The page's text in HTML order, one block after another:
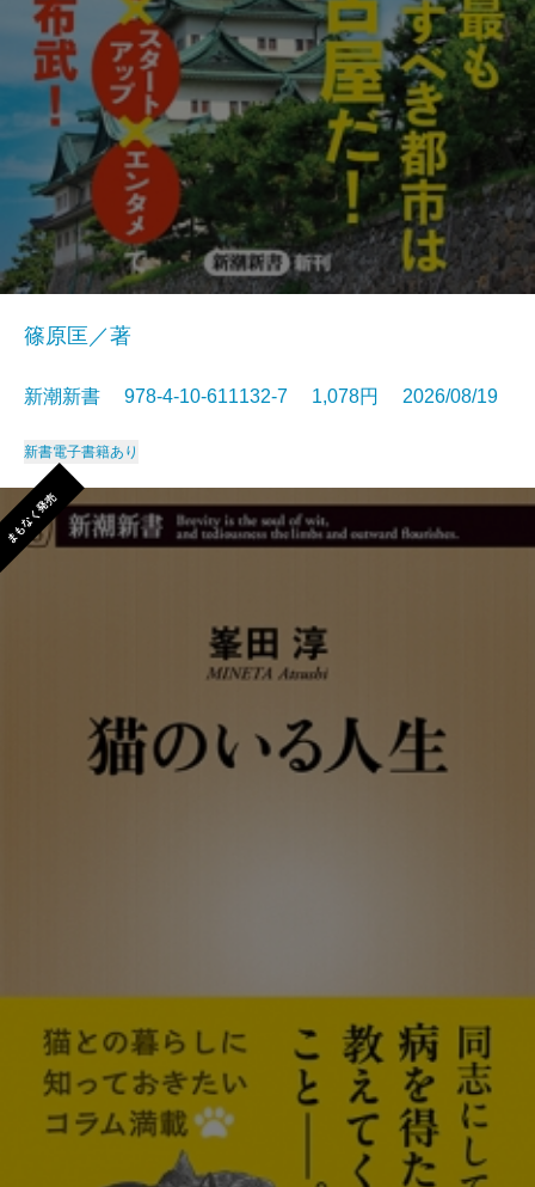
篠原匡／著
新潮新書 978-4-10-611132-7 1,078円 2026/08/19
新書電子書籍あり
まもなく発売